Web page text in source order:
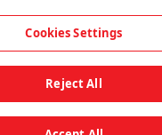
Cookies Settings
Reject All